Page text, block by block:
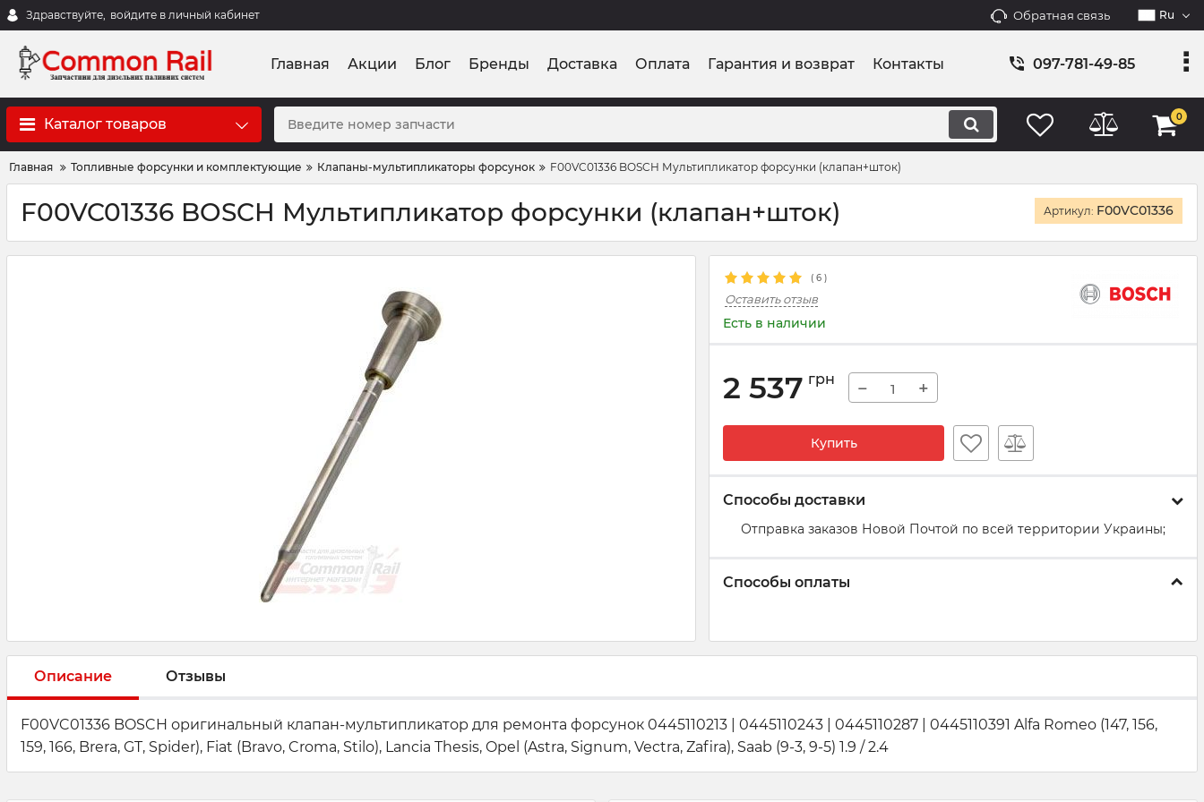
Здравствуйте, войдите в личный кабинет Обратная связь Ru
Главная Акции Блог Бренды Доставка Оплата Гарантия и возврат Контакты 097-781-49-85
Каталог товаров 0
Главная Топливные форсунки и комплектующие Клапаны-мультипликаторы форсунок F00VC01336 BOSCH Мультипликатор форсунки (клапан+шток)
F00VC01336 BOSCH Мультипликатор форсунки (клапан+шток) Артикул: F00VC01336
( 6 )
Оставить отзыв
Есть в наличии
2 537 грн − +
Купить
Способы доставки
Отправка заказов Новой Почтой по всей территории Украины;
Способы оплаты
Описание Отзывы
F00VC01336 BOSCH оригинальный клапан-мультипликатор для ремонта форсунок 0445110213 | 0445110243 | 0445110287 | 0445110391 Alfa Romeo (147, 156,
159, 166, Brera, GT, Spider), Fiat (Bravo, Croma, Stilo), Lancia Thesis, Opel (Astra, Signum, Vectra, Zafira), Saab (9-3, 9-5) 1.9 / 2.4